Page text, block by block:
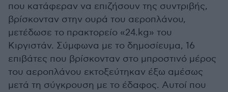
που κατάφεραν να επιζήσουν της συντριβής,
βρίσκονταν στην ουρά του αεροπλάνου,
μετέδωσε το πρακτορείο «24.kg» του
Κιργιστάν. Σύμφωνα με το δημοσίευμα, 16
επιβάτες που βρίσκονταν στο μπροστινό μέρος
του αεροπλάνου εκτοξεύτηκαν έξω αμέσως
μετά τη σύγκρουση με το έδαφος. Αυτοί που